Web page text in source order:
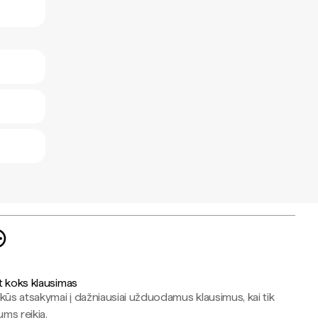
koks klausimas
atsakymai į dažniausiai užduodamus klausimus, kai tik
reikia.